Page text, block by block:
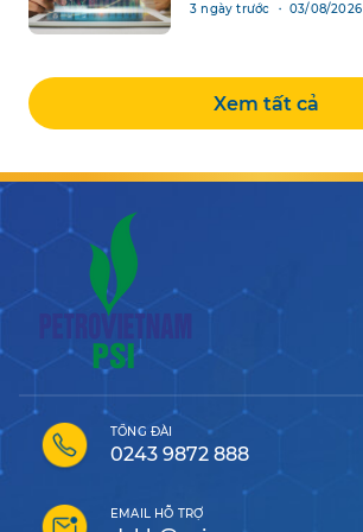
3 ngày trước ・ 03/08/2026
Xem tất cả
TỔNG ĐÀI
0243 9872 888
EMAIL HỖ TRỢ